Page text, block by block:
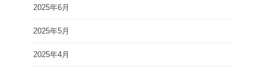
2025年6月
2025年5月
2025年4月